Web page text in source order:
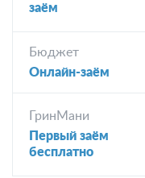
заём
Бюджет
Онлайн-заём
ГринМани
Первый заём
бесплатно